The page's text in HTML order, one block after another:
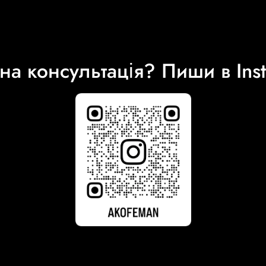
консультація? Пиши в